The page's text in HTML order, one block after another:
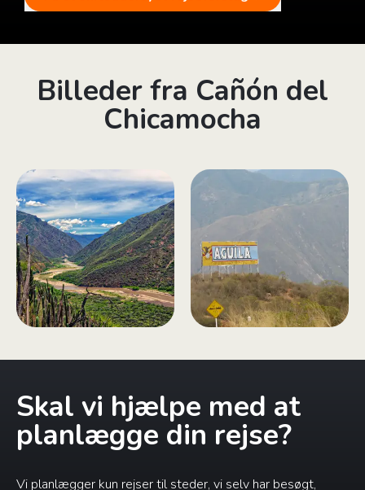
Billeder fra Cañón del
Chicamocha
Skal vi hjælpe med at
planlægge din rejse?
Vi planlægger kun rejser til steder, vi selv har besøgt,